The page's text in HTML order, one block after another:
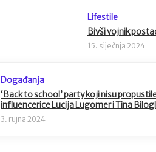
Lifestile
Bivši vojnik
15. siječnja 2024
Događanja
‘Back to school’ party koji nisu
influencerice Lucija Lugomer i Tina
3. rujna 2024